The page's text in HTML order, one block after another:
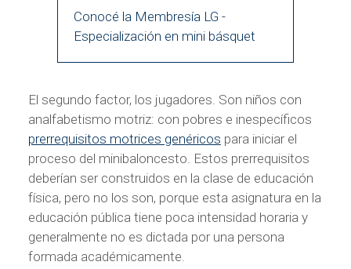
Conocé la Membresía LG -
Especialización en mini básquet
El segundo factor, los jugadores. Son niños con
analfabetismo motriz: con pobres e inespecíficos
prerrequisitos motrices genéricos para iniciar el
proceso del minibaloncesto. Estos prerrequisitos
deberían ser construidos en la clase de educación
física, pero no los son, porque esta asignatura en la
educación pública tiene poca intensidad horaria y
generalmente no es dictada por una persona
formada académicamente.